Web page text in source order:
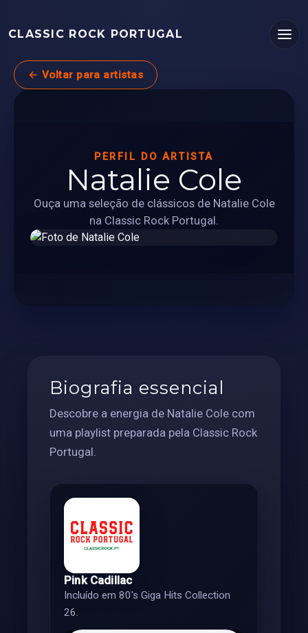
CLASSIC ROCK PORTUGAL
← Voltar para artistas
PERFIL DO ARTISTA
Natalie Cole
Ouça uma seleção de clássicos de Natalie Cole
na Classic Rock Portugal.
Biografia essencial
Descobre a energia de Natalie Cole com
uma playlist preparada pela Classic Rock
Portugal.
Pink Cadillac
Incluído em 80's Giga Hits Collection
26.